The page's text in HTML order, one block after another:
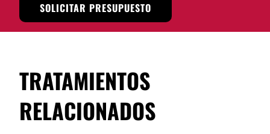
SOLICITAR PRESUPUESTO
TRATAMIENTOS
RELACIONADOS